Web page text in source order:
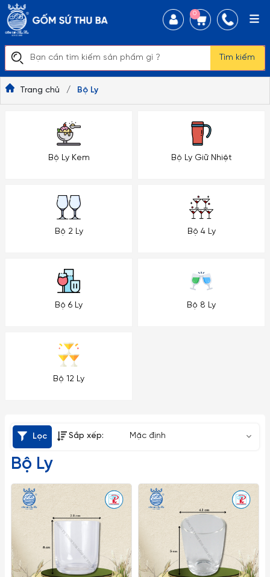
Tìm kiếm
0
Trang chủ / Bộ Ly
Bộ Ly Kem Bộ Ly Giữ Nhiệt
Bộ 2 Ly Bộ 4 Ly
Bộ 6 Ly Bộ 8 Ly
Bộ 12 Ly
Lọc Sắp xếp: Mặc định
Bộ Ly